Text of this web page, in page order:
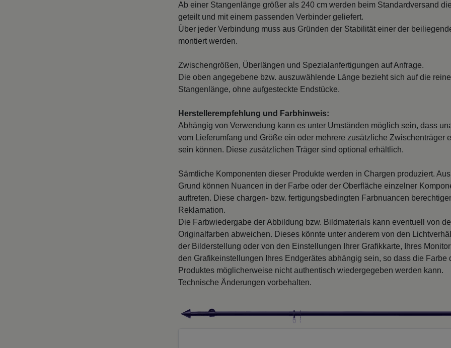
Ab einer Stangenlänge größer als 240 cm werden beim Standardversand
geteilt und mit einem passenden Verbinder geliefert.
Über jeder Verbindung muss aus Gründen der Stabilität einer der
montiert werden.
Zwischengrößen, Überlängen und Spezialanfertigungen auf Anfrage.
Die oben angegebene bzw. auszuwählende Länge bezieht sich auf die reine
Stangenlänge, ohne aufgesteckte Endstücke.
Herstellerempfehlung und Farbhinweis:
Abhängig von Verwendung kann es unter Umständen möglich sein, dass
vom Lieferumfang und Größe ein oder mehrere zusätzliche Zwischenträger
sein können. Diese zusätzlichen Träger sind optional erhältlich.
Sämtliche Komponenten dieser Produkte werden in Chargen produziert.
Grund können Nuancen in der Farbe oder der Oberfläche einzelner
auftreten. Diese chargen- bzw. fertigungsbedingten Farbnuancen
Reklamation.
Die Farbwiedergabe der Abbildung bzw. Bildmaterials kann eventuell von
Originalfarben abweichen. Dieses könnte unter anderem von den
der Bilderstellung oder von den Einstellungen Ihrer Grafikkarte, Ihres
den Grafikeinstellungen Ihres Endgerätes abhängig sein, so dass die Farbe
Produktes möglicherweise nicht authentisch wiedergegeben werden kann.
Technische Änderungen vorbehalten.